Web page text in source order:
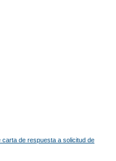
carta de respuesta a solicitud de